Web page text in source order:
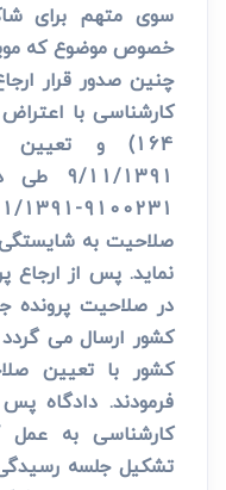
خصوص موضوع که
چنین صدور قرار
164) و تعیین
صلاحیت به
نماید. پس از ارجاع
در صلاحیت پرونده
کشور با تعیین
فرمودند. دادگاه
کارشناسی به عمل
تشکیل جلسه